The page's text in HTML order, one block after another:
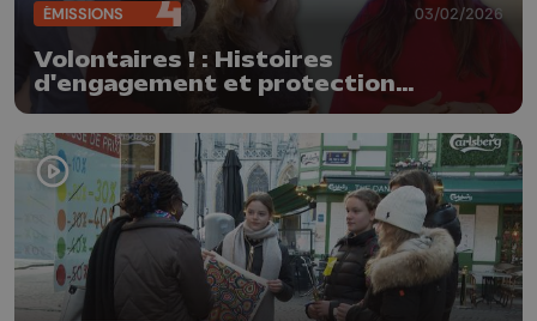
ÉMISSIONS 03/02/2026
Volontaires ! : Histoires
d'engagement et protection
innovante